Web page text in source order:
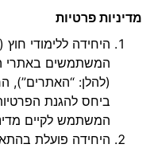
מדיניות פרטיות
היחידה ללימודי
המשתמשים באתרי
(להלן: “האתרים”),
ביחס להגנת
המשתמש לקיים
היחידה פועלת